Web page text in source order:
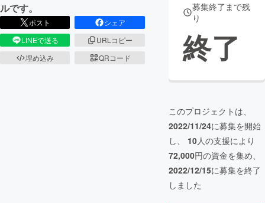
ルです。
ポスト
シェア
LINEで送る
URLコピー
埋め込み
QRコード
募集終了まで残
り
終了
このプロジェクトは、
2022/11/24に募集を開始
し、 10人の支援により
72,000円の資金を集め、
2022/12/15に募集を終了
しました